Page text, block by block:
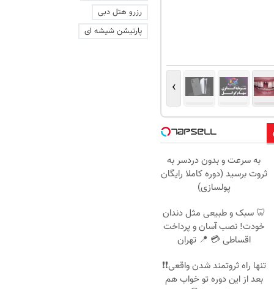
›
به سرعت و بدون دردسر به
ثروت برسید (دوره کاملا رایگان
پولسازی)
🦷 سبک و طبیعی مثل دندان
خودت! نصب آسان و پرداخت
اقساطی 💳 📍 تهران
تنها راه ثروتمند شدن واقعی❗❗
بعد از این دوره تو خواب هم
رزرو هتل دبی
پارتیشن شیشه ای